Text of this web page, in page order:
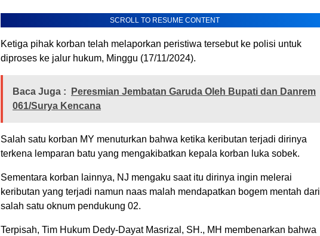
SCROLL TO RESUME CONTENT
Ketiga pihak korban telah melaporkan peristiwa tersebut ke polisi untuk
diproses ke jalur hukum, Minggu (17/11/2024).
Baca Juga :
Peresmian Jembatan Garuda Oleh Bupati dan Danrem
061/Surya Kencana
Salah satu korban MY menuturkan bahwa ketika keributan terjadi dirinya
terkena lemparan batu yang mengakibatkan kepala korban luka sobek.
Sementara korban lainnya, NJ mengaku saat itu dirinya ingin melerai
keributan yang terjadi namun naas malah mendapatkan bogem mentah dari
salah satu oknum pendukung 02.
Terpisah, Tim Hukum Dedy-Dayat Masrizal, SH., MH membenarkan bahwa